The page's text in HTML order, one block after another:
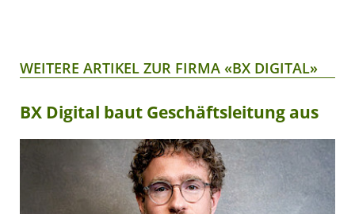
WEITERE ARTIKEL ZUR FIRMA «BX DIGITAL»
BX Digital baut Geschäftsleitung aus